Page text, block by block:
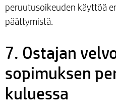
peruutusoikeuden käyttöä
päättymistä.
7. Ostajan
sopimuksen
kuluessa